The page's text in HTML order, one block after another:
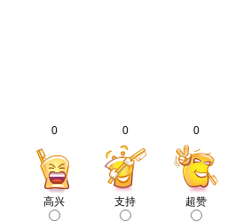
0
高兴
0
支持
0
超赞